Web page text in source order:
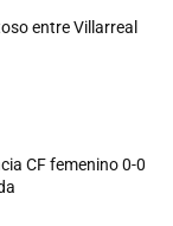
entre Villarreal
CF femenino 0-0